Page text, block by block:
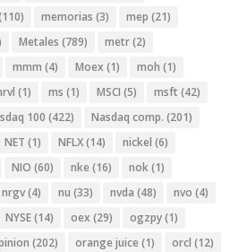
memorias (3) mep (21)
Metales (789) metr(2)
mmm (4) Moex (1) moh (1)
(1) ms (1) MSCI (5) msft (42)
100 (422) Nasdaq comp. (201)
NET (1) NFLX(14) nickel (6)
NIO (60) nke (16) nok(1)
nrgv(4) nu (33) nvda (48) nvo (4)
NYSE(14) oex (29) ogzpy(1)
(202) orange juice (1) orcl (12)